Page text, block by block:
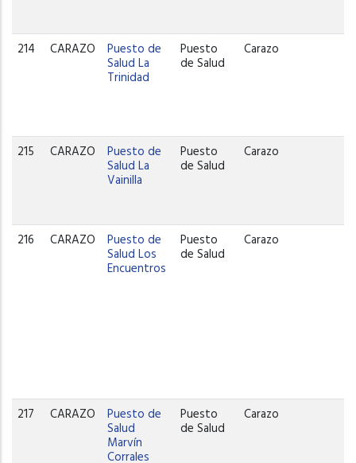
214 CARAZO Puesto de
Salud La
Trinidad
Puesto
de Salud
Carazo
215 CARAZO Puesto de
Salud La
Vainilla
Puesto
de Salud
Carazo
216 CARAZO Puesto de
Salud Los
Encuentros
Puesto
de Salud
Carazo
217 CARAZO Puesto de
Salud
Marvín
Corrales
Puesto
de Salud
Carazo